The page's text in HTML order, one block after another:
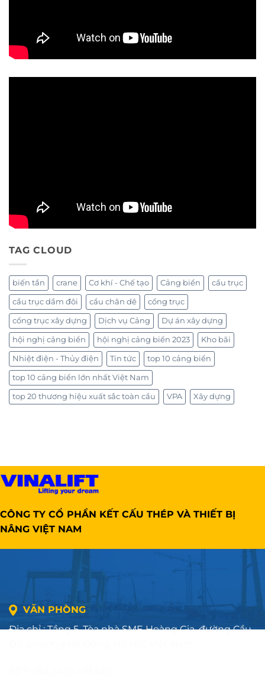
TAG CLOUD
biến tần crane Cơ khí - Chế tạo Cảng biển cầu trục
cầu trục dầm đôi cẩu chân dê cổng trục
cổng trục xây dựng Dịch vụ Cảng Dự án xây dựng
hội nghị cảng biển hội nghị cảng biển 2023 Kho bãi
Nhiệt điện - Thủy điện Tin tức top 10 cảng biển
top 10 cảng biển lớn nhất Việt Nam
top 20 thương hiệu xuất sắc toàn cầu VPA Xây dựng
CÔNG TY CỔ PHẦN KẾT CẤU THÉP VÀ THIẾT BỊ
NÂNG VIỆT NAM
VĂN PHÒNG
Địa chỉ : Tầng 5, Tòa nhà SME Hoàng Gia, đường Cầu